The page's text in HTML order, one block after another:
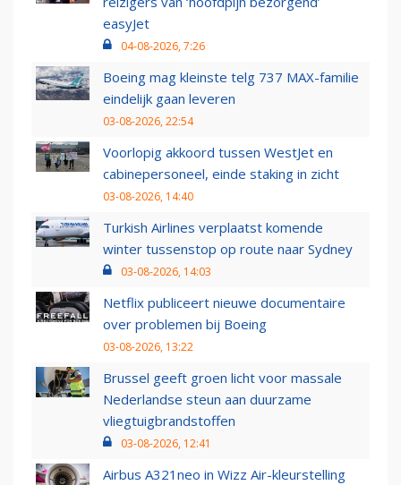
easyJet
04-08-2026, 7:26
Boeing mag kleinste telg 737 MAX-familie
eindelijk gaan leveren
03-08-2026, 22:54
Voorlopig akkoord tussen WestJet en
cabinepersoneel, einde staking in zicht
03-08-2026, 14:40
Turkish Airlines verplaatst komende
winter tussenstop op route naar Sydney
03-08-2026, 14:03
Netflix publiceert nieuwe documentaire
over problemen bij Boeing
03-08-2026, 13:22
Brussel geeft groen licht voor massale
Nederlandse steun aan duurzame
vliegtuigbrandstoffen
03-08-2026, 12:41
Airbus A321neo in Wizz Air-kleurstelling